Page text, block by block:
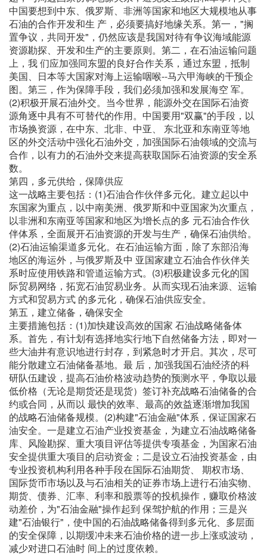
中国要想到中东、俄罗斯、非洲等国家和地区大规模地从事
石油的合作开发和生 产，必须要搞好地缘关系。第一，"搁
置争议，共同开发"，仍然应该是我国对待有争议海域能源
资源勘探、开发和生产的主要原则。第二，在石油运输问题
上，我 们应加强同东盟的良好合作关系，通过东盟，抵制
美国、日本等大国家对海上运输咽喉--马六甲海峡的干预企
图。第三，作为保障手段，我们必须加强和发展海空 军。
(2)积极开展石油外交。当今世界，能源外交在国际石油资
源角逐中具有不可替代的作用。中国要用"双赢"的手段，以
市场换资源，在中东、北非、中亚、 东北亚和东南亚等地
区的外交活动中强化石油外交，加强国际石油领域的交流与
合作，以有力的石油外交来提高获取国际石油资源的安全系
数。
第四，多元供给，保障供应
这一战略主要包括：(1)石油合作伙伴多元化。建立起以中
东国家为重点，以中南美洲、俄罗斯和中亚国家为次重点，
以非洲和东南亚等国家和地区为增长点的多 元石油合作伙
伴体系，全面展开石油资源的开发与生产，确保石油供给。
(2)石油运输渠道多元化。在石油运输方面，除了东部沿海
地区的海运外，与俄罗斯及中 亚国家建立石油合作伙伴关
系时应使用铁路和管道运输方式。(3)积极建设多元化的国
际贸易网络，拓宽石油贸易业务。从而实现石油来源、运输
方式和贸易方式 的多元化，确保石油供应安全。
第五，建立储备，确保安全
主要措施包括：(1)加快建设高效的国家 石油战略储备体
系。首先，有计划有选择地实行地下自然储备方法，即对一
些大油井有意识地进行封存，到紧急时才开启。其次，尽可
能分散建立石油储备基地。最 后，加强我国石油经济的科
研队伍建设，提高石油价格波动趋势的预测水平，争取以最
低价格（无论是期货还是现货）签订补充战略石油储备的合
约或合同，从而以 最快的效率、最高的效益逐渐增加我国
的战略石油储备规模。(2)构建"石油金融"体系，保证国家石
油安全。一是建立石油产业投资基金，为建立石油战略储备
库、风险勘探、重大项目评估等提供专项基金，为国家石油
安全提供重大项目的启动资金；二是设立石油投资基金，由
专业投资机构利用各种手段在国际石油期货、 期权市场、
国际货币市场以及与石油相关的证券市场上进行石油实物、
期货、债券、汇率、利率和股票等的投机操作，赚取价格波
动差价，为"石油金融"操作起到 保驾护航的作用；三是兴
建"石油银行"，使中国的石油战略储备得到多元化、多层面
的安全保障，以期缓冲未来石油价格的进一步上涨或波动，
减少对进口石油时 间上的过度依赖。